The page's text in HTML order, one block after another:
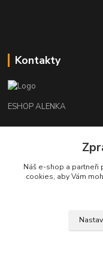
Kontakty
ESHOP ALENKA
+420602541312
orechovka@inmes.cz
Náš e-shop a partneři
cookies, aby Vám